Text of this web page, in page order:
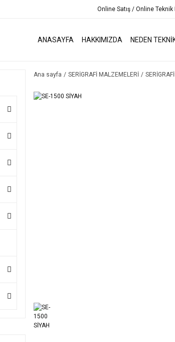
Online Satış / Online
ANASAYFA HAKKIMIZDA NEDEN
Ana sayfa SERİGRAFİ MALZEMELERİ